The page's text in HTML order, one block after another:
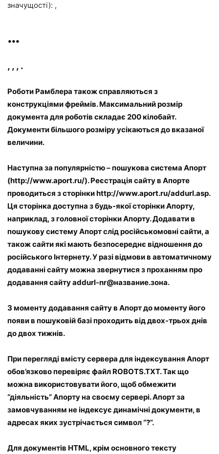
значущості): ,
…
, , , .
Роботи Рамблера також справляються з
конструкціями фреймів. Максимальний розмір
документа для роботів складає 200 кілобайт.
Документи більшого розміру усікаються до вказаної
величини.
Наступна за популярністю – пошукова система Апорт
(http://www.aport.ru/). Реєстрація сайту в Апорте
проводиться з сторінки http://www.aport.ru/addurl.asp.
Ця сторінка доступна з будь-якої сторінки Апорту,
наприклад, з головної сторінки Апорту. Додавати в
пошукову систему Апорт слід російськомовні сайти, а
також сайти які мають безпосереднє відношення до
російського Інтернету. У разі відмови в автоматичному
додаванні сайту можна звернутися з проханням про
додавання сайту addurl-nr@название.зона.
З моменту додавання сайту в Апорт до моменту його
появи в пошуковій базі проходить від двох-трьох днів
до двох тижнів.
При перегляді вмісту сервера для індексування Апорт
обов’язково перевіряє файл ROBOTS.TXT. Так що
можна використовувати його, щоб обмежити
“діяльність” Апорту на своєму сервері. Апорт за
замовчуванням не індексує динамічні документи, в
адресах яких зустрічається символ “?”.
Для документів HTML, крім основного тексту